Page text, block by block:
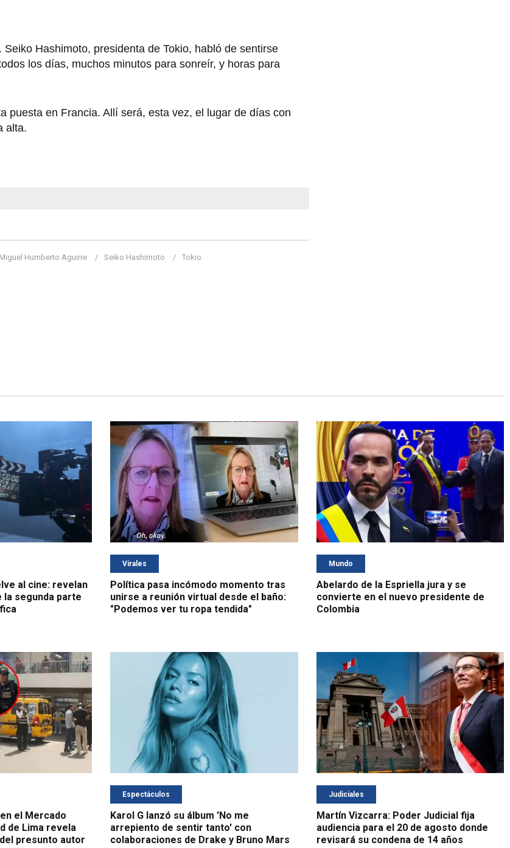
Hashimoto, presidenta de Tokio, habló de sentirse
los días, muchos minutos para sonreír, y horas para
puesta en Francia. Allí será, esta vez, el lugar de días con
alta.
Miguel Humberto Aguirre Seiko Hashimoto Tokio
al cine: revelan
la segunda parte
Virales
Política pasa incómodo momento tras
unirse a reunión virtual desde el baño:
"Podemos ver tu ropa tendida"
Mundo
Abelardo de la Espriella jura y se
convierte en el nuevo presidente de
Colombia
el Mercado
de Lima revela
presunto autor
Espectáculos
Karol G lanzó su álbum 'No me
arrepiento de sentir tanto' con
colaboraciones de Drake y Bruno Mars
Judiciales
Martín Vizcarra: Poder Judicial fija
audiencia para el 20 de agosto donde
revisará su condena de 14 años